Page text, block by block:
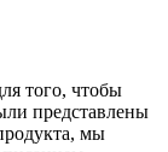
того, чтобы
представлены
мы